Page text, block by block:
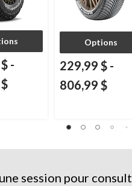
-
Options
229,99 $ -
806,99 $
session pour